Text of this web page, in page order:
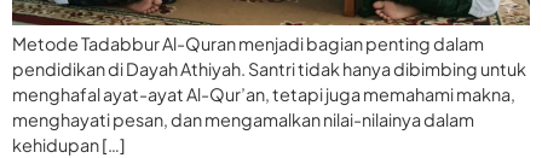
Metode Tadabbur Al-Quran menjadi bagian penting dalam
pendidikan di Dayah Athiyah. Santri tidak hanya dibimbing untuk
menghafal ayat-ayat Al-Qur’an, tetapi juga memahami makna,
menghayati pesan, dan mengamalkan nilai-nilainya dalam
kehidupan […]